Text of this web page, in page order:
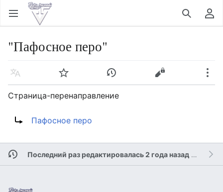
Открыть главное меню Найти Пользовательское меню
"Пафосное перо"
Язык Следить История Править
Ещё
Страница-перенаправление
Пафосное перо
Последний раз редактировалась 2 года назадучастником